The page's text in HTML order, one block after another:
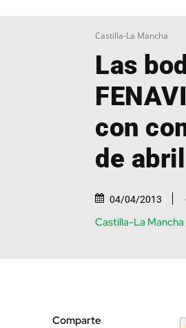
Castilla-La Mancha
Las
con
de abril
04/04/2013
Castilla-La Mancha
Comparte